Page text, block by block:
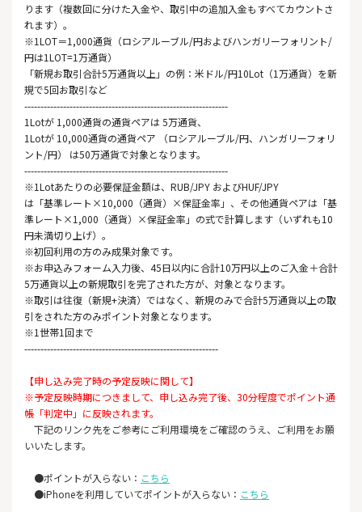
ります（複数回に分けた入金や、取引中の追加入金もすべてカウントさ
れます）。
※1LOT＝1,000通貨（ロシアルーブル/円およびハンガリーフォリント/
円は1LOT=1万通貨）
「新規お取引合計5万通貨以上」の例：米ドル/円10Lot（1万通貨）を新
規で5回お取引など
---------------------------------------------------------------
1Lotが 1,000通貨の通貨ペアは 5万通貨、
1Lotが 10,000通貨の通貨ペア （ロシアルーブル/円、ハンガリーフォリ
ント/円） は50万通貨で対象となります。
---------------------------------------------------------------
※1Lotあたりの必要保証金額は、RUB/JPY およびHUF/JPY
は「基準レート×10,000（通貨）×保証金率」、その他通貨ペアは「基
準レート×1,000（通貨）×保証金率」の式で計算します（いずれも10
円未満切り上げ）。
※初回利用の方のみ成果対象です。
※お申込みフォーム入力後、45日以内に合計10万円以上のご入金＋合計
5万通貨以上の新規取引を完了された方が、対象となります。
※取引は往復（新規+決済）ではなく、新規のみで合計5万通貨以上の取
引をされた方のみポイント対象となります。
※1世帯1回まで
------------------------------------------------------------
【申し込み完了時の予定反映に関して】
※予定反映時期につきまして、申し込み完了後、30分程度でポイント通
帳「判定中」に反映されます。
下記のリンク先をご参考にご利用環境をご確認のうえ、ご利用をお願
いいたします。
●ポイントが入らない： こちら
●iPhoneを利用していてポイントが入らない： こちら